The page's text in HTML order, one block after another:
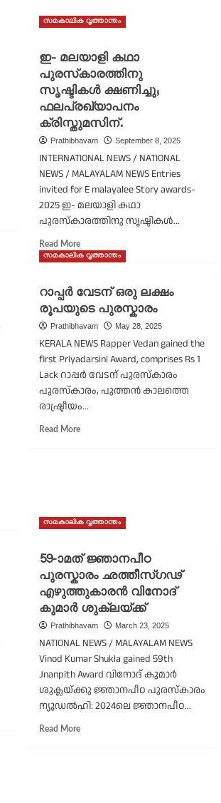
സമകാലിക വൃത്താന്തം
ഇ- മലയാളി കഥാ
പുരസ്‌കാരത്തിനു
സൃഷ്ടികൾ ക്ഷണിച്ചു;
ഫലപ്രഖ്യാപനം
ക്രിസ്തുമസിന്.
Prathibhavam September 8, 2025
INTERNATIONAL NEWS / NATIONAL
NEWS / MALAYALAM NEWS Entries
invited for E malayalee Story awards-
2025 ഇ- മലയാളി കഥാ
പുരസ്‌കാരത്തിനു സൃഷ്ടികൾ...
Read MoreRead
more
മലയാളി
കഥാ
പുരസ്‌കാരത്തിനു
ക്ഷണിച്ചു;
ഫലപ്രഖ്യാപനം
ക്രിസ്തുമസിന്.
സമകാലിക വൃത്താന്തം
റാപ്പർ വേടന് ഒരു ലക്ഷം
രൂപയുടെ പുരസ്കാരം
Prathibhavam May 28, 2025
KERALA NEWS Rapper Vedan gained the
first Priyadarsini Award, comprises Rs 1
Lack റാപ്പർ വേടന് പുരസ്കാരം
പുരസ്കാരം, പുത്തൻ കാലത്തെ
രാഷ്ട്രീയം...
Read MoreRead
രൂപയുടെ
സമകാലിക വൃത്താന്തം
59-ാമത് ജ്ഞാനപീഠ
പുരസ്കാരം ഛത്തീസ്ഗഢ്
എഴുത്തുകാരൻ വിനോദ്
കുമാർ ശുക്ലയ്ക്ക്
Prathibhavam March 23, 2025
NATIONAL NEWS / MALAYALAM NEWS
Vinod Kumar Shukla gained 59th
Jnanpith Award വിനോദ് കുമാർ
ശുക്ലയ്ക്കു ജ്ഞാനപീഠ പുരസ്കാരം
ന്യൂഡല്‍ഹി: 2024ലെ ജ്ഞാനപീഠ...
Read MoreRead